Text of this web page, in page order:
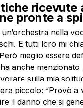
ricevute
pronte a
nella
E tutti loro mi
meglio essere
anche
sulla mia
piccolo: “Provò
il danno che si